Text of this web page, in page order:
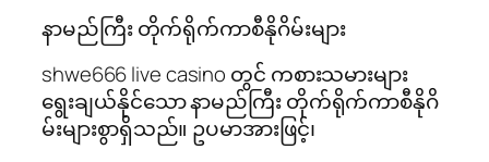
နာမည်ကြီး တိုက်ရိုက်ကာစီနိုဂိမ်းများ
shwe666 live casino တွင် ကစားသမားများ
ရွေးချယ်နိုင်သော နာမည်ကြီး တိုက်ရိုက်ကာစီနိုဂိ
မ်းများစွာရှိသည်။ ဥပမာအားဖြင့်၊